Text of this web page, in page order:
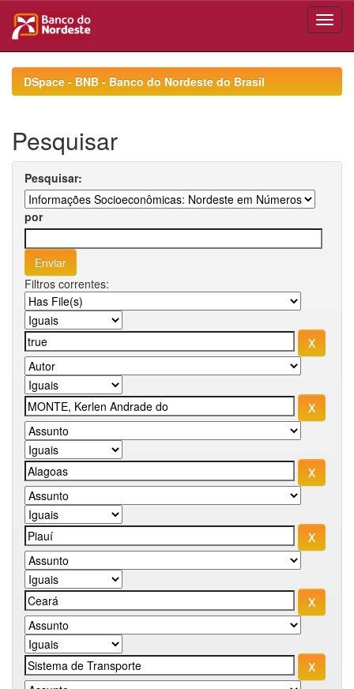
navigationDSpace - BNB - Banco do Nordeste do Brasil
Pesquisar
Pesquisar:
por
Filtros correntes: